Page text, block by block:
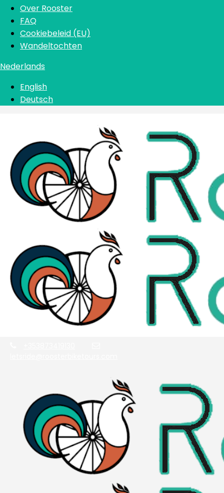
Over Rooster
FAQ
Cookiebeleid (EU)
Wandeltochten
Nederlands
English
Deutsch